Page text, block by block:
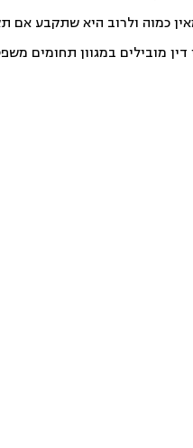
כמוה ולרוב היא שתקבע אם
מובילים במגוון תחומים